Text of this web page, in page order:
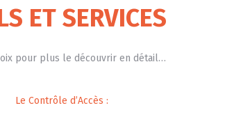
ET SERVICES
pour plus le découvrir en détail…
Le Contrôle d’Accès :